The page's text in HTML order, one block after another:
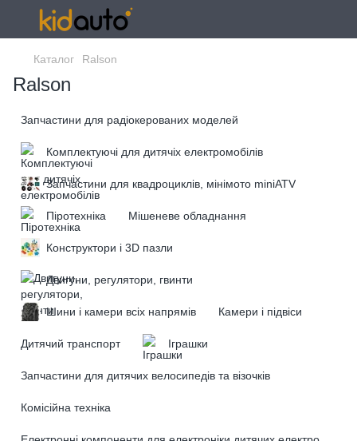
Каталог Ralson
Ralson
Запчастини для радіокерованих моделей
Комплектуючі для дитячіх електромобілів
Запчастини для квадроциклів, мінімото miniATV
Піротехніка Мішеневе обладнання
Конструктори і 3D пазли
Двигуни, регулятори, гвинти
Шини і камери всіх напрямів Камери і підвіси
Дитячий транспорт Іграшки
Запчастини для дитячих велосипедів та візочків
Комісійна техніка